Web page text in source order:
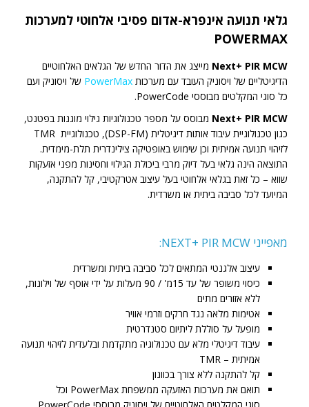
גלאי תנועה אינפרא-אדום פסיבי אלחוטי למערכות
POWERMAX
Next+ PIR MCW מייצג את הדור החדש של הגלאים האלחוטיים
הדיגיטליים של ויסוניק העובד עם מערכות PowerMax של ויסוניק ועם
כל סוגי המקלטים מבוססי PowerCode.
Next+ PIR MCW מבוסס על מספר טכנולוגיות גילוי מוגנות בפטנט,
כגון טכנולוגיית עיבוד אותות דיגיטלית (DSP-FM), טכנולוגיית TMR
לזיהוי תנועה אמיתית וכן שימוש באופטיקה צילינדרית תלת-מימדית.
התוצאה הינה גלאי בעל דיוק מרבי ביכולת הגילוי וחסינות מפני אזעקות
שווא – כל זאת בגלאי אלחוטי בעל עיצוב אטרקטיבי, קל להתקנה,
המיועד לכל סביבה ביתית או משרדית.
מאפייני NEXT+ PIR MCW:
עיצוב אלגנטי המתאים לכל סביבה ביתית ומשרדית
כיסוי משופר של עד 15מ' / 90 מעלות על ידי אוסף של וילונות,
ללא אזורים מתים
אטימות מלאה נגד חרקים וזרמי אוויר
מופעל על סוללת ליתיום סטנדרטית
עיבוד דיגיטלי מלא עם טכנולוגיה מתקדמת ובלעדית לזיהוי תנועה
אמיתית – TMR
קל להתקנה ללא צורך בכוונון
תואם את מערכות האזעקה ממשפחת PowerMax וכל